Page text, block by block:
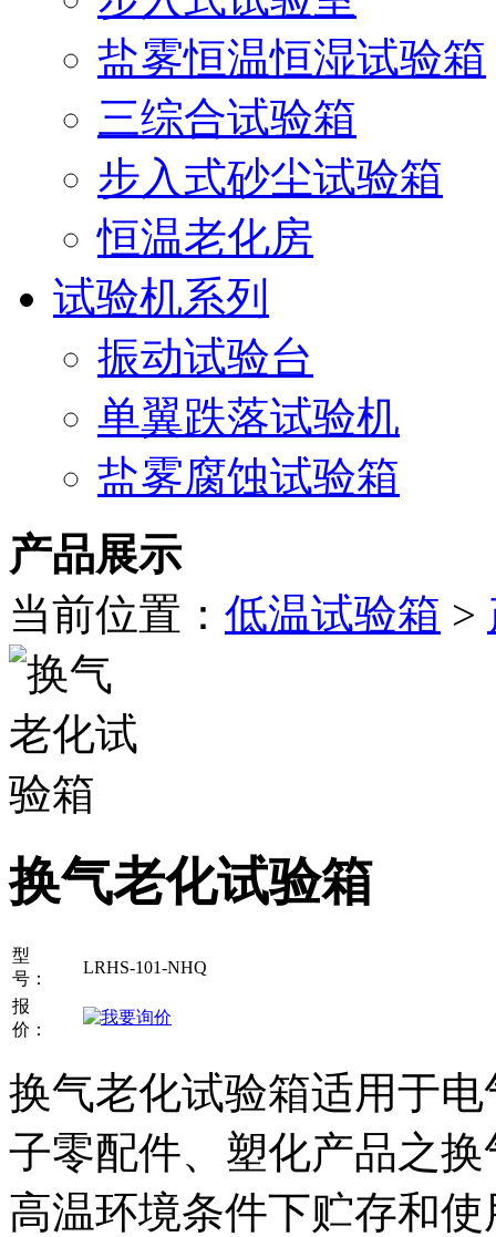
盐雾恒温恒湿试验箱
三综合试验箱
步入式砂尘试验箱
恒温老化房
试验机系列
振动试验台
单翼跌落试验机
盐雾腐蚀试验箱
产品展示
当前位置： 低温试验箱 >
换气老化试验箱
型
号：
LRHS-101-NHQ
报
价：
换气老化试验箱适用于
子零配件、塑化产品之
高温环境条件下贮存和